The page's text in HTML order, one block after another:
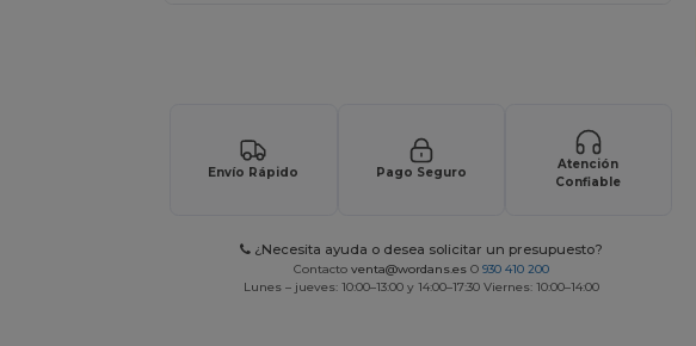
Envío Rápido Pago Seguro
Atención
Confiable
¿Necesita ayuda o desea solicitar un presupuesto?
Contacto venta@wordans.es O 930 410 200
Lunes – jueves: 10:00–13:00 y 14:00–17:30 Viernes: 10:00–14:00